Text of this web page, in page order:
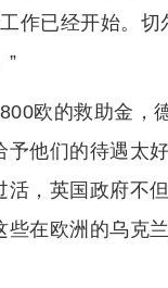
作已经开始。切
”
欧的救助金，
他们的待遇太
，英国政府不
在欧洲的乌克